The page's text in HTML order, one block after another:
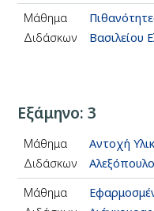
Μάθημα
Διδάσκων
Βασιλείου
Εξάμηνο: 3
Μάθημα
Αντοχή
Διδάσκων
Μάθημα